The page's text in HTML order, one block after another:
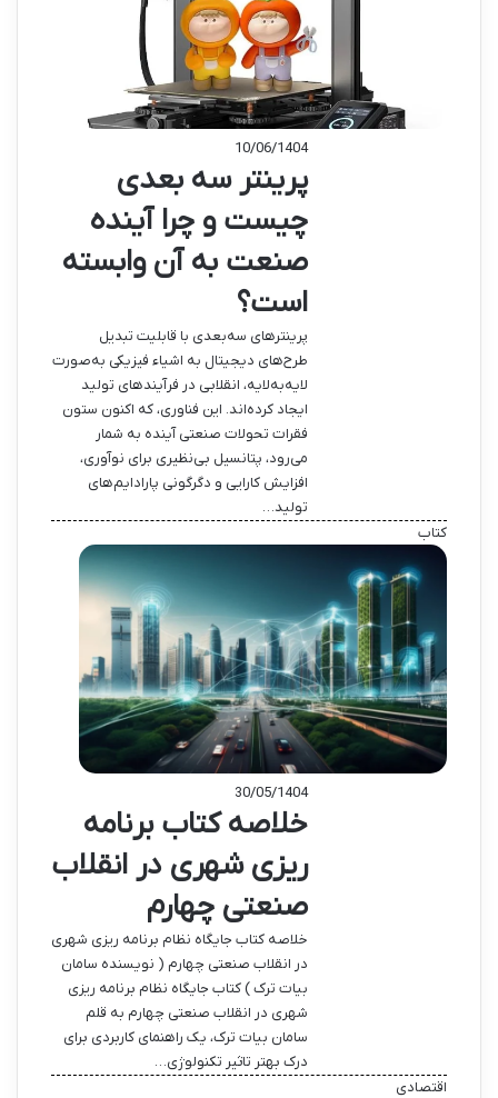
10/06/1404
پرینتر سه بعدی
چیست و چرا آینده
صنعت به آن وابسته
است؟
پرینترهای سه‌بعدی با قابلیت تبدیل
طرح‌های دیجیتال به اشیاء فیزیکی به‌صورت
لایه‌به‌لایه، انقلابی در فرآیندهای تولید
ایجاد کرده‌اند. این فناوری، که اکنون ستون
فقرات تحولات صنعتی آینده به شمار
می‌رود، پتانسیل بی‌نظیری برای نوآوری،
افزایش کارایی و دگرگونی پارادایم‌های
تولید…
کتاب
30/05/1404
خلاصه کتاب برنامه
ریزی شهری در انقلاب
صنعتی چهارم
خلاصه کتاب جایگاه نظام برنامه ریزی شهری
در انقلاب صنعتی چهارم ( نویسنده سامان
بیات ترک ) کتاب جایگاه نظام برنامه ریزی
شهری در انقلاب صنعتی چهارم به قلم
سامان بیات ترک، یک راهنمای کاربردی برای
درک بهتر تاثیر تکنولوژی…
اقتصادی